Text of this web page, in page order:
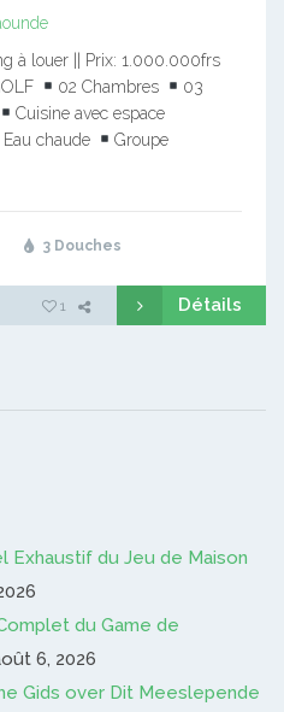
à louer || Prix: 1.000.000frs
02 Chambres
03
Cuisine avec espace
Eau chaude
Groupe
3 Douches
1 Détails
Exhaustif du Jeu de Maison
du Game de
6, 2026
Gids over Dit Meeslepende